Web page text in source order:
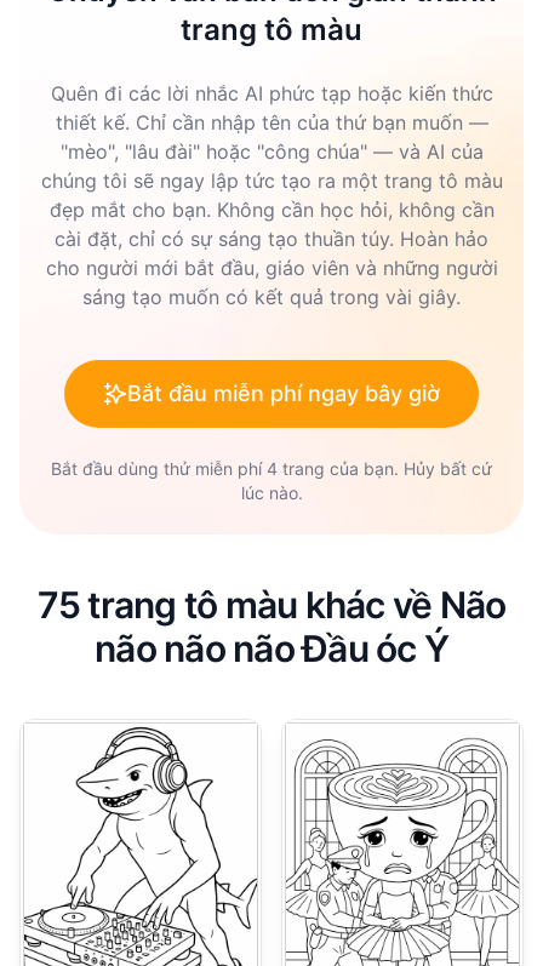
trang tô màu
Quên đi các lời nhắc AI phức tạp hoặc kiến thức
thiết kế. Chỉ cần nhập tên của thứ bạn muốn —
"mèo", "lâu đài" hoặc "công chúa" — và AI của
chúng tôi sẽ ngay lập tức tạo ra một trang tô màu
đẹp mắt cho bạn. Không cần học hỏi, không cần
cài đặt, chỉ có sự sáng tạo thuần túy. Hoàn hảo
cho người mới bắt đầu, giáo viên và những người
sáng tạo muốn có kết quả trong vài giây.
Bắt đầu miễn phí ngay bây giờ
Bắt đầu dùng thử miễn phí 4 trang của bạn. Hủy bất cứ
lúc nào.
75 trang tô màu khác về Não
não não não Đầu óc Ý